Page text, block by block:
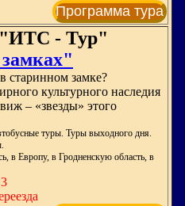
Программа тура
- Тур"
старинном замке?
культурного наследия
– «звезды» этого
туры. Туры выходного дня.
в Европу, в Гродненскую область, в